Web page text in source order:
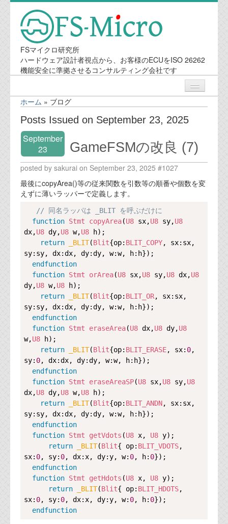
FSマイクロ研究所
ハードウェア設計者視点から、お客様のECUをISO 26262
機能安全に準拠させるコンサルティング会社です
ニュース
業務内容
機能安全コンサルティング
会社案内
会社概要
代表ご挨拶
オフィス
実績
ブログ
機能安全ブログ
設計ブログ
テクノロジ
外部投稿記事
ブログテーマ
技術文書
ご希望の方は、お問い合わせページから
資料閲覧パスワードをお問い合わせ頂き
ログインをお願い致します。アカウント
名は"opendocument"です。
機能安全用語集
ホーム » ブログ
Posts Issued on September 23, 2025
September
23
GameFSMの改良 (7)
posted by sakurai on September 23, 2025 #1027
最後にcopyArea()等の従来関数を引数等の順番や個数を変
えずに薄いラッパーで定義します。
// 同名ラッパは _BLIT を呼ぶだけに
function Stmt copyArea(U8 sx,U8 sy,U8
dx,U8 dy,U8 w,U8 h);
return
_BLIT(Blit{op: BLIT_COPY, sx:sx,
sy:sy, dx:dx, dy:dy, w:w, h:h});
endfunction
function Stmt orArea(U8 sx,U8 sy,U8 dx,U8
dy,U8 w,U8 h);
return
_BLIT(Blit{op: BLIT_OR, sx:sx,
sy:sy, dx:dx, dy:dy, w:w, h:h});
endfunction
function Stmt eraseArea(U8 dx,U8 dy,U8
w,U8 h);
return
_BLIT(Blit{op: BLIT_ERASE, sx: 0,
sy: 0, dx:dx, dy:dy, w:w, h:h});
endfunction
function Stmt eraseAreaSP(U8 sx,U8 sy,U8
dx,U8 dy,U8 w,U8 h);
return
_BLIT(Blit{op: BLIT_ANDN, sx:sx,
sy:sy, dx:dx, dy:dy, w:w, h:h});
endfunction
function Stmt getVdots (U8 x, U8 y);
return
_BLIT(Blit{ op: BLIT_VDOTS,
sx: 0, sy: 0, dx:x, dy:y, w: 0, h: 0});
endfunction
function Stmt getHdots (U8 x, U8 y);
return
_BLIT(Blit{ op: BLIT_HDOTS,
sx: 0, sy: 0, dx:x, dy:y, w: 0, h: 0});
endfunction